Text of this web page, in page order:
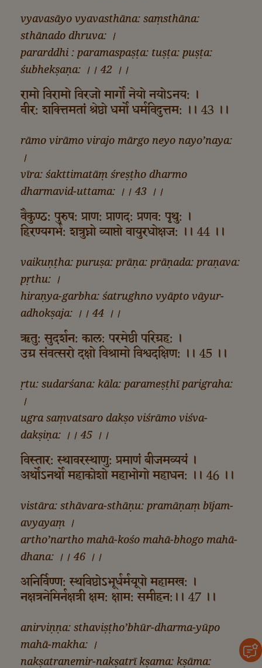
vyavasāyo vyavasthāna: saṃsthāna:
sthānado dhruva: ।
pararddhi : paramaspaṣṭa: tuṣṭa: puṣṭa:
śubhekṣaṇa: ।। 42 ।।
रामो विरामो विरजो मार्गो नेयो नयोऽनय: ।
वीर: शक्त्तिमतां श्रेष्ठो धर्मो धर्मविदुत्तम: ।। 43 ।।
rāmo virāmo virajo mārgo neyo nayo’naya:
।
vīra: śakttimatāṃ śreṣṭho dharmo
dharmavid-uttama: ।। 43 ।।
वैकुण्ठ: पुरुष: प्राण: प्राणद: प्रणव: पृथु: ।
हिरण्यगर्भ: शत्रुघ्नो व्याप्तो वायुरधोक्षज: ।। 44 ।।
vaikuṇṭha: puruṣa: prāṇa: prāṇada: praṇava:
pṛthu: ।
hiraṇya-garbha: śatrughno vyāpto vāyur-
adhokṣaja: ।। 44 ।।
ऋतु: सुदर्शन: काल: परमेष्ठी परिग्रह: ।
उग्र संवत्सरो दक्षो विश्रामो विश्वदक्षिण: ।। 45 ।।
ṛtu: sudarśana: kāla: parameṣṭhī parigraha:
।
ugra saṃvatsaro dakṣo viśrāmo viśva-
dakṣiṇa: ।। 45 ।।
विस्तार: स्थावरस्थाणु: प्रमाणं बीजमव्ययं ।
अर्थोऽनर्थो महाकोशो महाभोगो महाधन: ।। 46 ।।
vistāra: sthāvara-sthāṇu: pramāṇaṃ bījam-
avyayaṃ ।
artho’nartho mahā-kośo mahā-bhogo mahā-
dhana: ।। 46 ।।
अनिर्विण्ण: स्थविष्ठोऽभूर्धर्मयूपो महामख: ।
नक्षत्रनेमिर्नक्षत्री क्षम: क्षाम: समीहन:।। 47 ।।
anirviṇṇa: sthaviṣṭho’bhūr-dharma-yūpo
mahā-makha: ।
nakṣatranemir-nakṣatrī kṣama: kṣāma: